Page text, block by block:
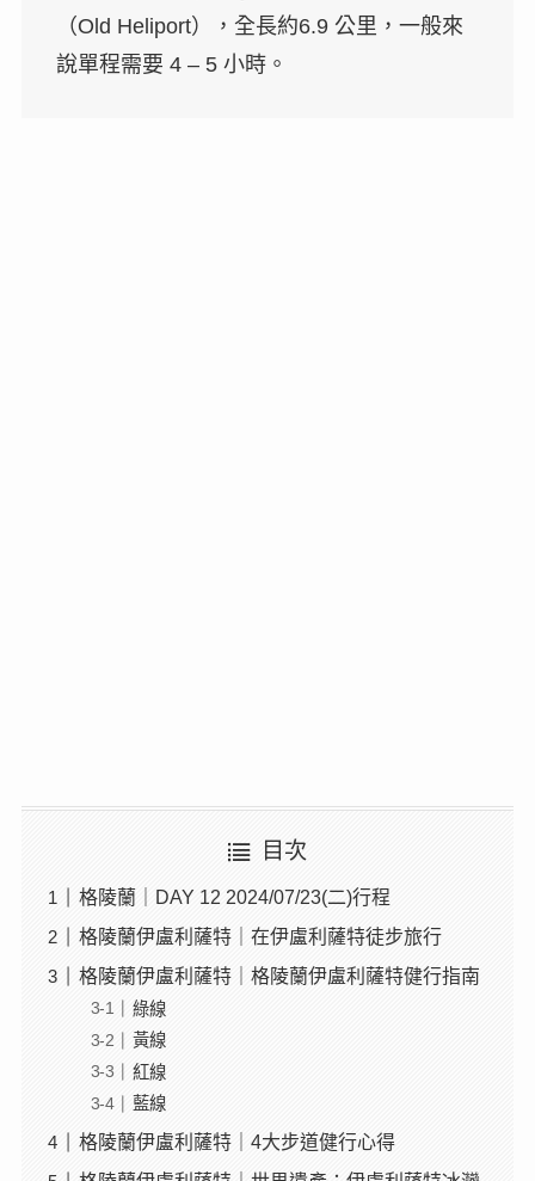
（Old Heliport），全長約6.9 公里，一般來
說單程需要 4 – 5 小時。
目次
格陵蘭｜DAY 12 2024/07/23(二)行程
格陵蘭伊盧利薩特｜在伊盧利薩特徒步旅行
格陵蘭伊盧利薩特｜格陵蘭伊盧利薩特健行指南
綠線
黃線
紅線
藍線
格陵蘭伊盧利薩特｜4大步道健行心得